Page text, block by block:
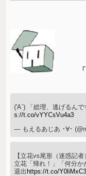
「尾
('A`) 「総理、逃げるん
s://t.co/vYYCsVu4a3
— もえるあじあ ･∀･
【立花vs尾形（迷惑記
立花「帰れ！」「何分
退出 https://t.co/